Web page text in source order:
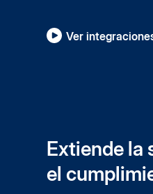
Ver
Extiende la
el